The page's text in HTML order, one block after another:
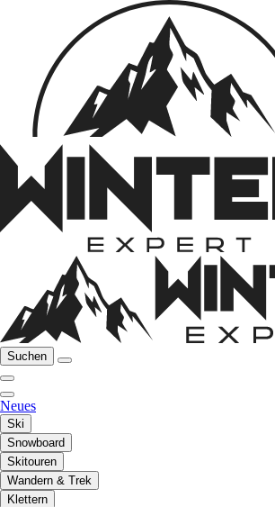
Suchen
Neues
Ski
Snowboard
Skitouren
Wandern & Trek
Klettern